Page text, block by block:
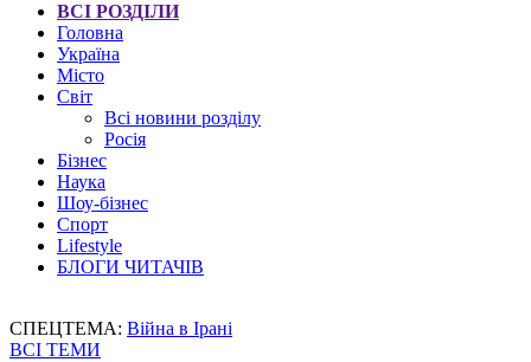
ВСІ РОЗДІЛИ
Головна
Україна
Місто
Світ
Всі новини розділу
Росія
Бізнес
Наука
Шоу-бізнес
Спорт
Lifestyle
БЛОГИ ЧИТАЧІВ
СПЕЦТЕМА: Війна в Ірані
ВСІ ТЕМИ